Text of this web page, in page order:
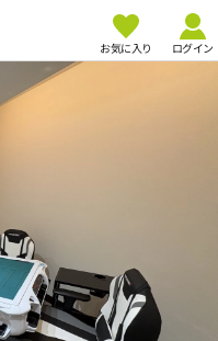
お気に入り ログイン